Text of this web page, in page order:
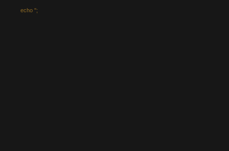
echo '';